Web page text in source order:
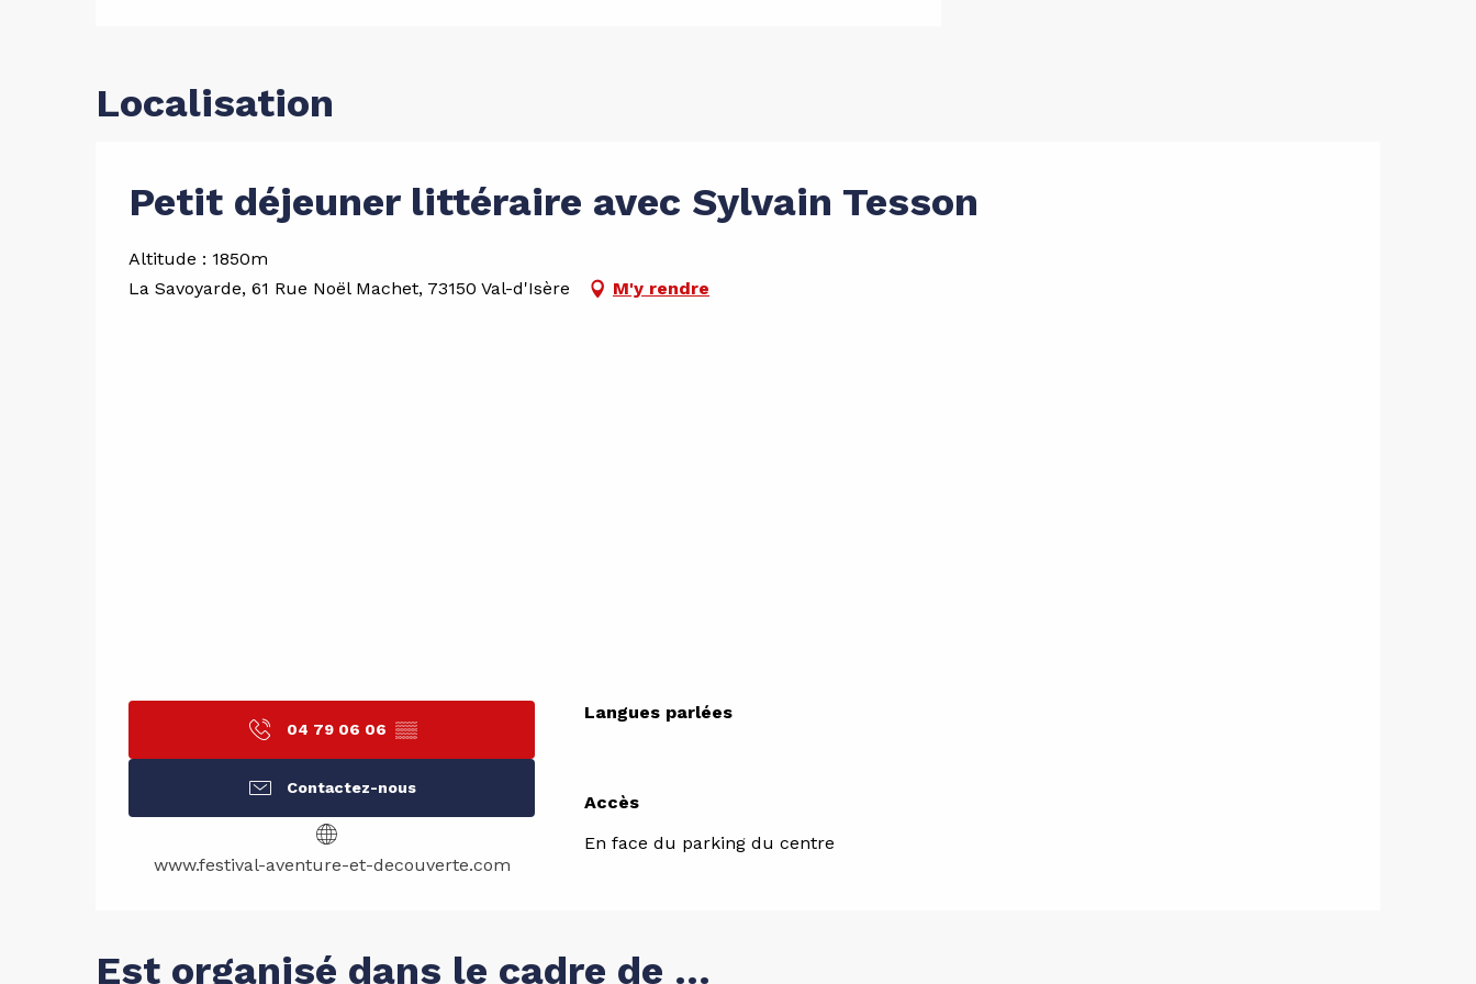
Localisation
Petit déjeuner littéraire avec Sylvain Tesson
Altitude : 1850m
La Savoyarde, 61 Rue Noël Machet, 73150 Val-d'Isère
M'y rendre
04 79 06 06 ▒▒
Contactez-nous
www.festival-aventure-et-decouverte.com
Langues parlées
Langues parlées
Accès
Accès
En face du parking du centre
Est organisé dans le cadre de ...